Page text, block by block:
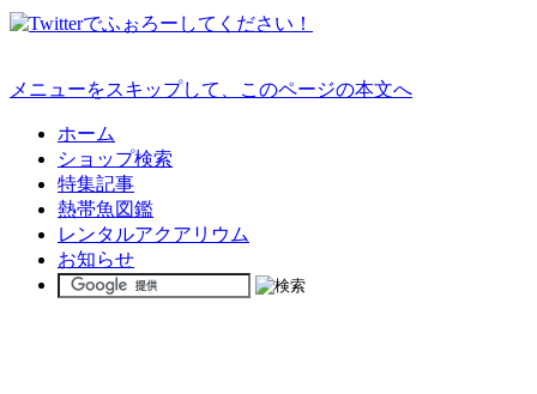
メニューをスキップして、このページの本文へ
ホーム
ショップ検索
特集記事
熱帯魚図鑑
レンタルアクアリウム
お知らせ